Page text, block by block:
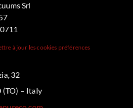
Srl
à jour les cookies préférences
32
(TO) – Italy